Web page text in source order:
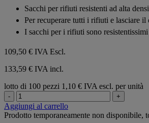
stelle.
Sacchi per rifiuti resistenti ad alta
Per recuperare tutti i rifiuti e lasciare il
I sacchi per i rifiuti sono
109,50 € IVA Escl.
133,59 € IVA incl.
lotto di 100 pezzi 1,10 € IVA escl. per unità
- +
Aggiungi al carrello
Prodotto temporaneamente non disponibile,